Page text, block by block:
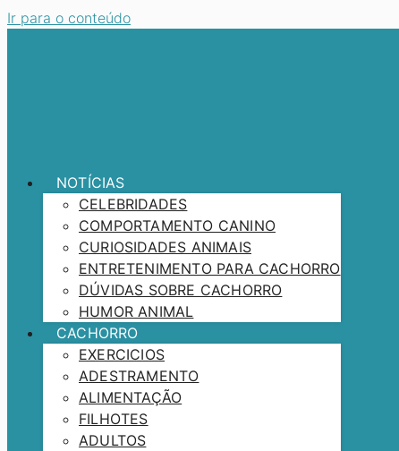
Ir para o conteúdo
NOTÍCIAS
CELEBRIDADES
COMPORTAMENTO CANINO
CURIOSIDADES ANIMAIS
ENTRETENIMENTO PARA CACHORRO
DÚVIDAS SOBRE CACHORRO
HUMOR ANIMAL
CACHORRO
EXERCICIOS
ADESTRAMENTO
ALIMENTAÇÃO
FILHOTES
ADULTOS